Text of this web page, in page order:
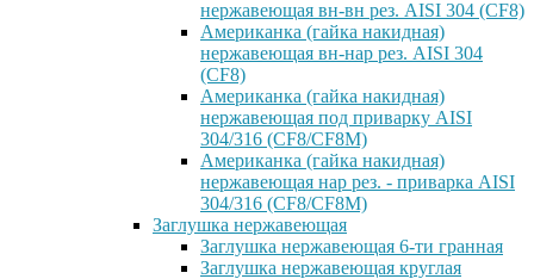
нержавеющая вн-вн рез. AISI 304 (CF8)
Американка (гайка накидная)
нержавеющая вн-нар рез. AISI 304
(CF8)
Американка (гайка накидная)
нержавеющая под приварку AISI
304/316 (CF8/CF8M)
Американка (гайка накидная)
нержавеющая нар рез. - приварка AISI
304/316 (CF8/CF8M)
Заглушка нержавеющая
Заглушка нержавеющая 6-ти гранная
Заглушка нержавеющая круглая